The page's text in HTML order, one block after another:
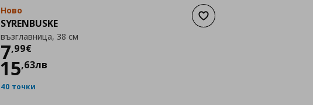
Добави към списъка с
Ново
SYRENBUSKE
възглавница, 38 см
7,99€
Цена
15,63лв
40 точки